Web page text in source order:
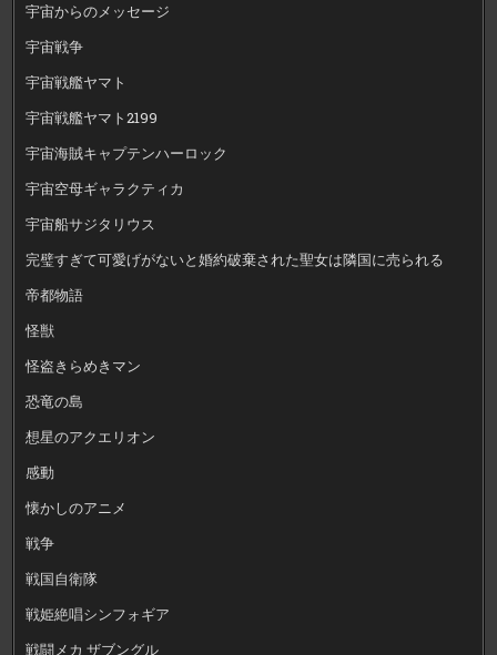
宇宙からのメッセージ
宇宙戦争
宇宙戦艦ヤマト
宇宙戦艦ヤマト2199
宇宙海賊キャプテンハーロック
宇宙空母ギャラクティカ
宇宙船サジタリウス
完璧すぎて可愛げがないと婚約破棄された聖女は隣国に売られる
帝都物語
怪獣
怪盗きらめきマン
恐竜の島
想星のアクエリオン
感動
懐かしのアニメ
戦争
戦国自衛隊
戦姫絶唱シンフォギア
戦闘メカ ザブングル